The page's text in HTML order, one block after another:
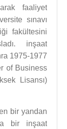
faaliyet
sınavı
fakültesini
inşaat
1975-1977
of Business
Lisansı)
bir yandan
bir inşaat